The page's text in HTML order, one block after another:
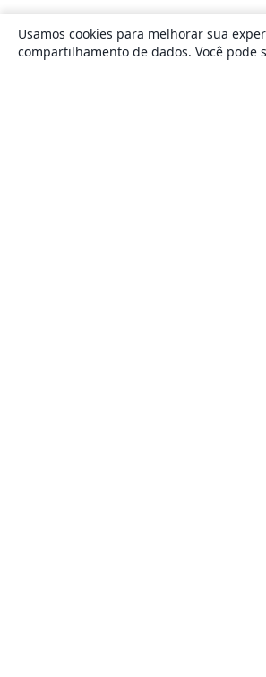
Usamos cookies para melhorar sua
compartilhamento de dados. Você pode